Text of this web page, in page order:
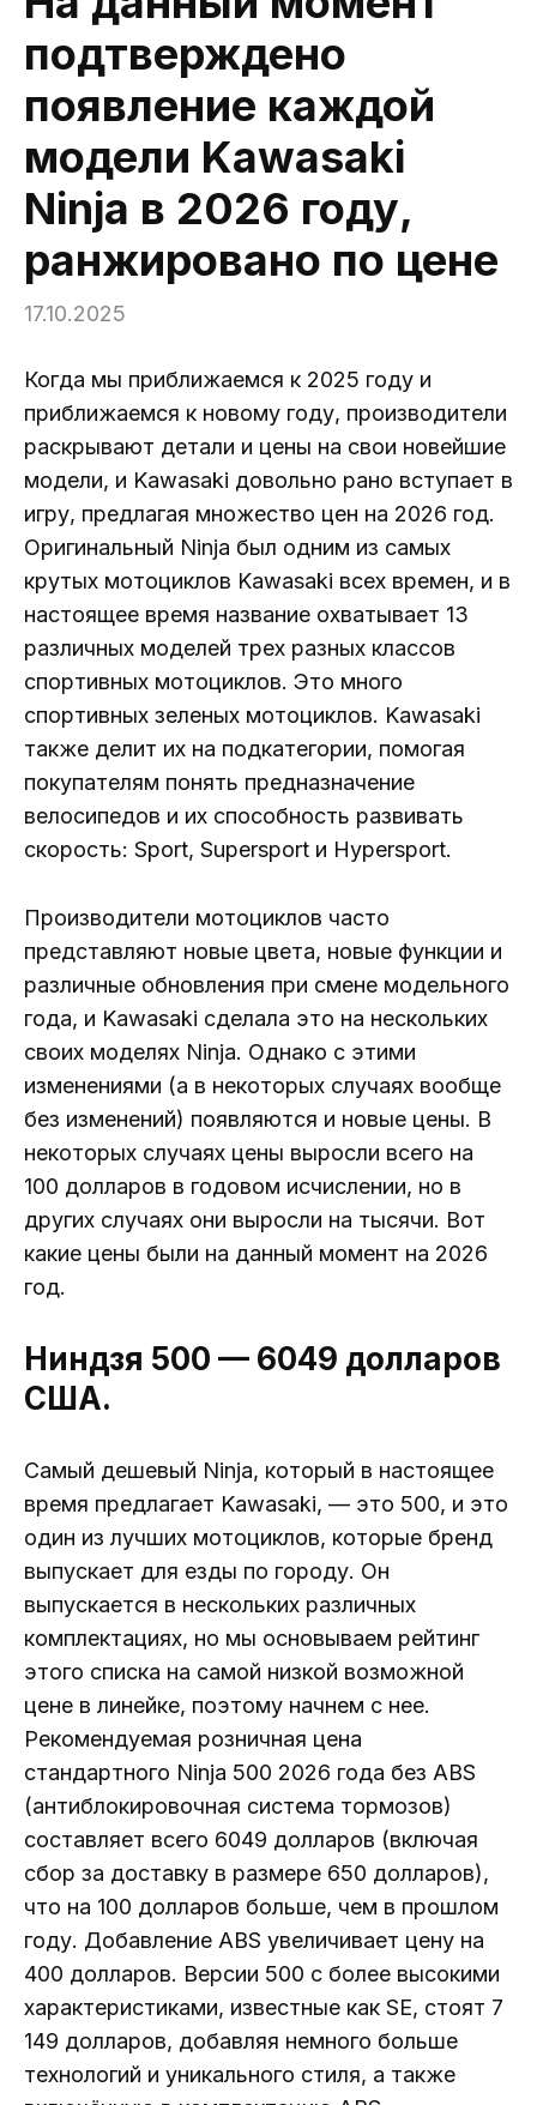
подтверждено
появление каждой
модели Kawasaki
Ninja в 2026 году,
ранжировано по цене
17.10.2025
Когда мы приближаемся к 2025 году и
приближаемся к новому году, производители
раскрывают детали и цены на свои новейшие
модели, и Kawasaki довольно рано вступает в
игру, предлагая множество цен на 2026 год.
Оригинальный Ninja был одним из самых
крутых мотоциклов Kawasaki всех времен, и в
настоящее время название охватывает 13
различных моделей трех разных классов
спортивных мотоциклов. Это много
спортивных зеленых мотоциклов. Kawasaki
также делит их на подкатегории, помогая
покупателям понять предназначение
велосипедов и их способность развивать
скорость: Sport, Supersport и Hypersport.
Производители мотоциклов часто
представляют новые цвета, новые функции и
различные обновления при смене модельного
года, и Kawasaki сделала это на нескольких
своих моделях Ninja. Однако с этими
изменениями (а в некоторых случаях вообще
без изменений) появляются и новые цены. В
некоторых случаях цены выросли всего на
100 долларов в годовом исчислении, но в
других случаях они выросли на тысячи. Вот
какие цены были на данный момент на 2026
год.
Ниндзя 500 — 6049 долларов
США.
Самый дешевый Ninja, который в настоящее
время предлагает Kawasaki, — это 500, и это
один из лучших мотоциклов, которые бренд
выпускает для езды по городу. Он
выпускается в нескольких различных
комплектациях, но мы основываем рейтинг
этого списка на самой низкой возможной
цене в линейке, поэтому начнем с нее.
Рекомендуемая розничная цена
стандартного Ninja 500 2026 года без ABS
(антиблокировочная система тормозов)
составляет всего 6049 долларов (включая
сбор за доставку в размере 650 долларов),
что на 100 долларов больше, чем в прошлом
году. Добавление ABS увеличивает цену на
400 долларов. Версии 500 с более высокими
характеристиками, известные как SE, стоят 7
149 долларов, добавляя немного больше
технологий и уникального стиля, а также